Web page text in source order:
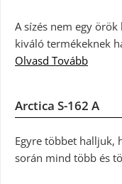
A sízés nem egy
kiváló termékeknek
Olvasd Tovább
Arctica S-162 A
Egyre többet halljuk,
során mind több és